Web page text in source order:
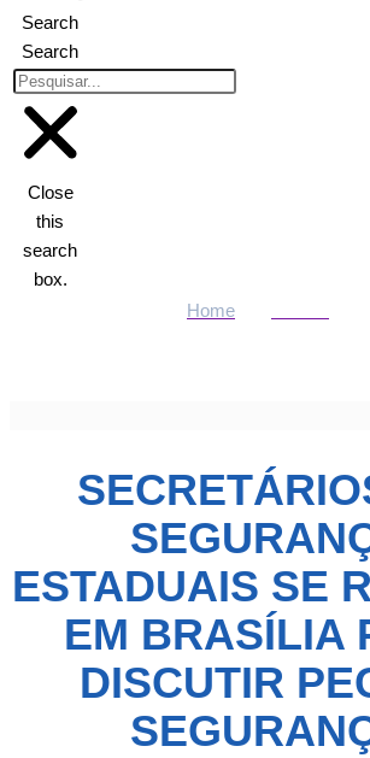
Search
Search
Close
this
search
box.
Home
ESTADUAIS SE
EM BRASÍLIA
DISCUTIR